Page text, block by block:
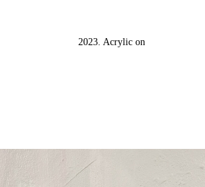
2023. Acrylic on